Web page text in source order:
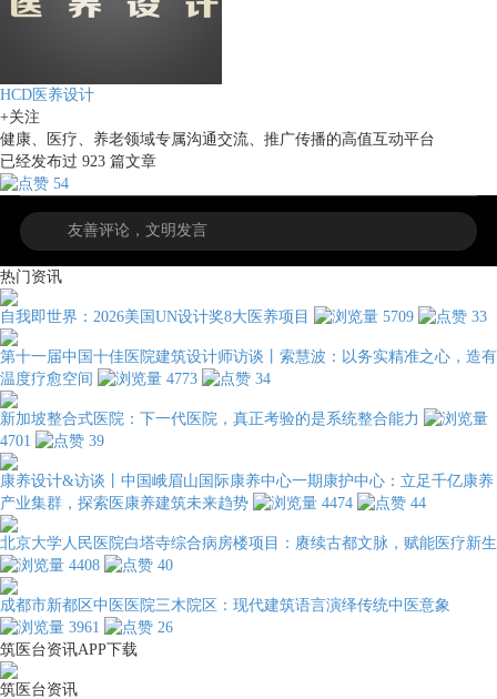
HCD医养设计
+关注
健康、医疗、养老领域专属沟通交流、推广传播的高值互动平台
已经发布过 923 篇文章
54
热门资讯
自我即世界：2026美国UN设计奖8大医养项目 5709 33
第十一届中国十佳医院建筑设计师访谈丨索慧波：以务实精准之心，造有
温度疗愈空间
4773 34
新加坡整合式医院：下一代医院，真正考验的是系统整合能力
4701
39
康养设计&访谈丨中国峨眉山国际康养中心一期康护中心：立足千亿康养
产业集群，探索医康养建筑未来趋势
4474 44
北京大学人民医院白塔寺综合病房楼项目：赓续古都文脉，赋能医疗新生
4408
40
成都市新都区中医医院三木院区：现代建筑语言演绎传统中医意象
3961
26
筑医台资讯APP下载
筑医台资讯